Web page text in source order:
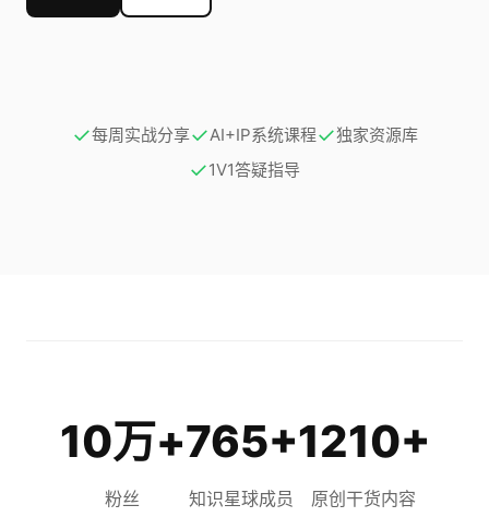
✓每周实战分享✓AI+IP系统课程✓独家资源库
✓1V1答疑指导
10万+
粉丝
765+
知识星球成员
1210+
原创干货内容